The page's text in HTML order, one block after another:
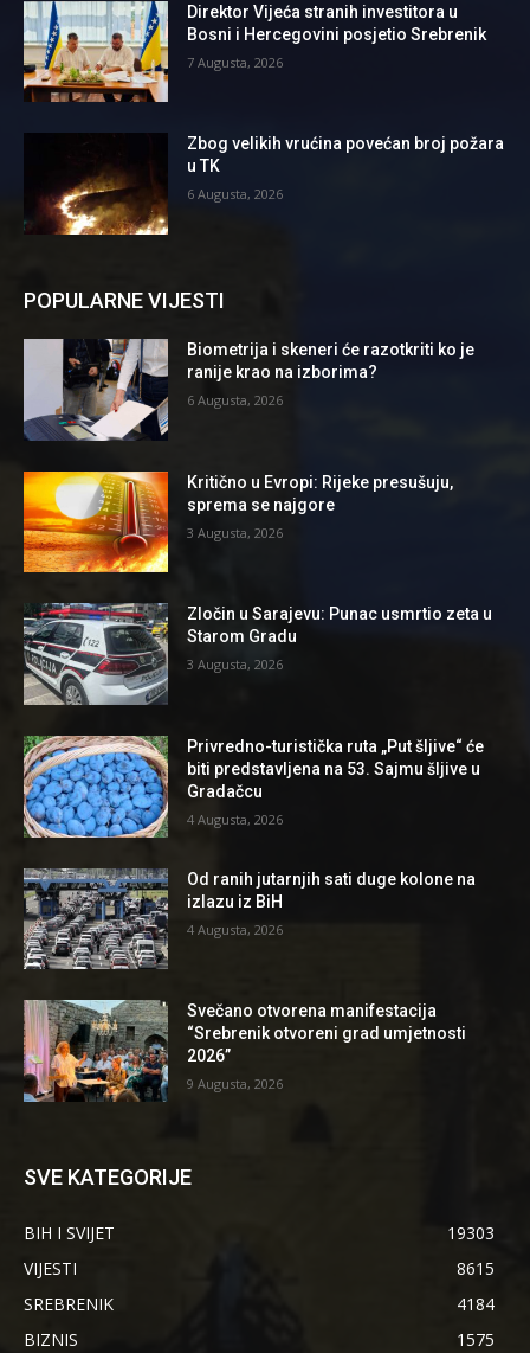
Direktor Vijeća stranih investitora u
Bosni i Hercegovini posjetio Srebrenik
7 Augusta, 2026
Zbog velikih vrućina povećan broj požara
u TK
6 Augusta, 2026
POPULARNE VIJESTI
Biometrija i skeneri će razotkriti ko je
ranije krao na izborima?
6 Augusta, 2026
Kritično u Evropi: Rijeke presušuju,
sprema se najgore
3 Augusta, 2026
Zločin u Sarajevu: Punac usmrtio zeta u
Starom Gradu
3 Augusta, 2026
Privredno-turistička ruta „Put šljive“ će
biti predstavljena na 53. Sajmu šljive u
Gradačcu
4 Augusta, 2026
Od ranih jutarnjih sati duge kolone na
izlazu iz BiH
4 Augusta, 2026
Svečano otvorena manifestacija
“Srebrenik otvoreni grad umjetnosti
2026”
9 Augusta, 2026
SVE KATEGORIJE
BIH I SVIJET
19303
VIJESTI
8615
SREBRENIK
4184
BIZNIS
1575